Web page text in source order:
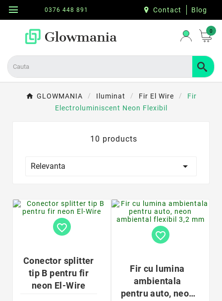
menu Contact Blog
0376 448 891
0
GLOWMANIA Iluminat Fir El Wire
Fir
Electroluminiscent Neon Flexibil
10 products
Relevanta 
favorite_border
Conector splitter
tip B pentru fir
neon El-Wire
favorite_border
Fir cu lumina
ambientala
pentru auto, neon